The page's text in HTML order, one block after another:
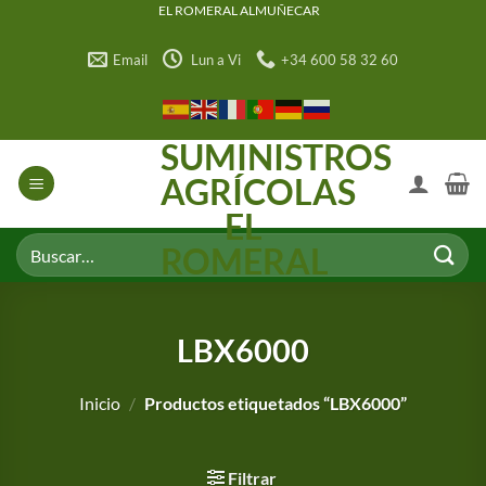
EL ROMERAL ALMUÑECAR
Email Lun a Vi +34 600 58 32 60
SUMINISTROS
AGRÍCOLAS
EL
ROMERAL
Buscar
por:
LBX6000
Inicio / Productos etiquetados “LBX6000”
Filtrar